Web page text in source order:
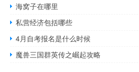
海窝子在哪里
私营经济包括哪些
4月自考报名是什么时候
魔兽三国群英传之崛起攻略